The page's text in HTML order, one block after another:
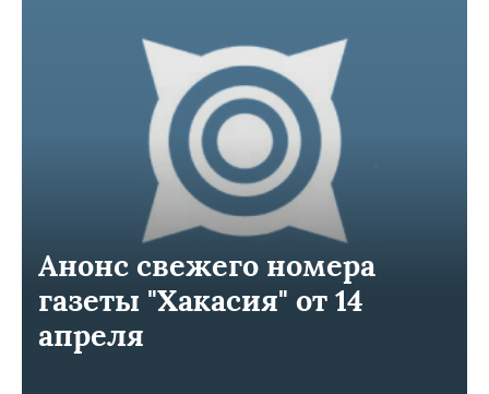
Анонс свежего номера
газеты "Хакасия" от 14
апреля